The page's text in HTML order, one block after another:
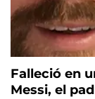
Falleció en
Messi, el